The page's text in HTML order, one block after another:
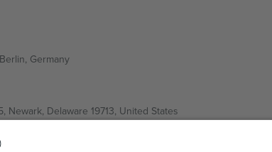
Germany
Newark, Delaware 19713, United States